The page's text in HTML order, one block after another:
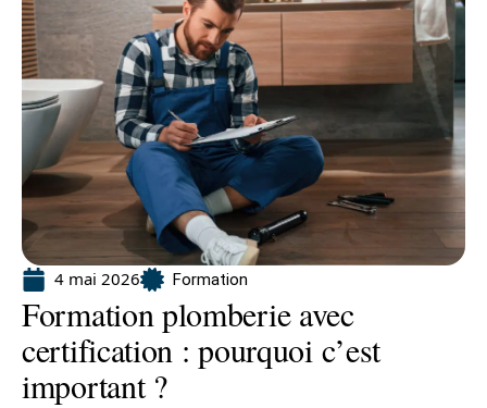
4 mai 2026 Formation
Formation plomberie avec
certification : pourquoi c’est
important ?